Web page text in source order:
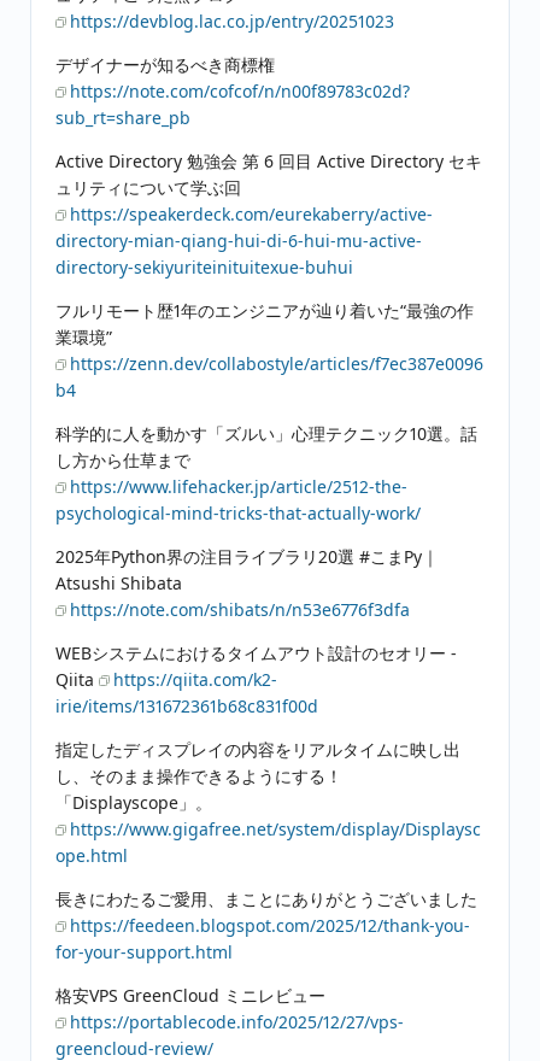
https://devblog.lac.co.jp/entry/20251023
デザイナーが知るべき商標権
https://note.com/cofcof/n/n00f89783c02d?
sub_rt=share_pb
Active Directory 勉強会 第 6 回目 Active Directory セキ
ュリティについて学ぶ回
https://speakerdeck.com/eurekaberry/active-
directory-mian-qiang-hui-di-6-hui-mu-active-
directory-sekiyuriteinituitexue-buhui
フルリモート歴1年のエンジニアが辿り着いた“最強の作
業環境”
https://zenn.dev/collabostyle/articles/f7ec387e0096
b4
科学的に人を動かす「ズルい」心理テクニック10選。話
し方から仕草まで
https://www.lifehacker.jp/article/2512-the-
psychological-mind-tricks-that-actually-work/
2025年Python界の注目ライブラリ20選 #こまPy｜
Atsushi Shibata
https://note.com/shibats/n/n53e6776f3dfa
WEBシステムにおけるタイムアウト設計のセオリー -
Qiita
https://qiita.com/k2-
irie/items/131672361b68c831f00d
指定したディスプレイの内容をリアルタイムに映し出
し、そのまま操作できるようにする！
「Displayscope」。
https://www.gigafree.net/system/display/Displaysc
ope.html
長きにわたるご愛用、まことにありがとうございました
https://feedeen.blogspot.com/2025/12/thank-you-
for-your-support.html
格安VPS GreenCloud ミニレビュー
https://portablecode.info/2025/12/27/vps-
greencloud-review/